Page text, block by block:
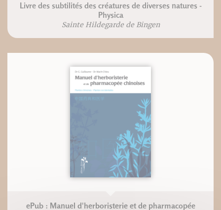
Livre des subtilités des créatures de diverses natures -
Physica
Sainte Hildegarde de Bingen
ePub : Manuel d'herboristerie et de pharmacopée